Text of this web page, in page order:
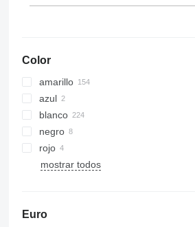
Color
amarillo
azul
blanco
negro
rojo
mostrar todos
Euro